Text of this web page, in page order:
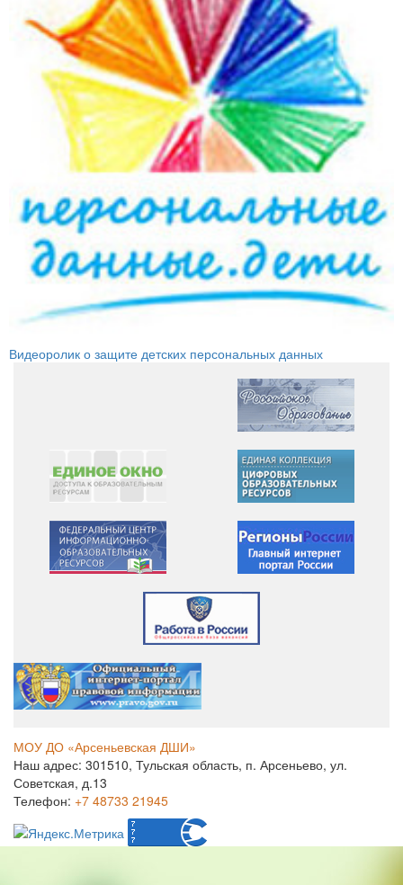
Видеоролик о защите детских персональных данных
МОУ ДО «Арсеньевская ДШИ»
Наш адрес: 301510, Тульская область, п. Арсеньево, ул.
Советская, д.13
Телефон: +7 48733 21945